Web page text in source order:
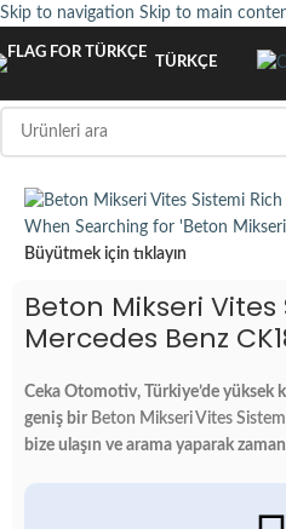
Skip to navigation Skip to main
TÜRKÇE
Büyütmek için tıklayın
Beton Mikseri
Mercedes Benz
Ceka Otomotiv, Türkiye’de yüksek
geniş bir Beton Mikseri Vites
bize ulaşın ve arama yaparak